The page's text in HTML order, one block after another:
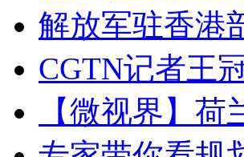
解放军驻香港
CGTN记者王
【微视界】